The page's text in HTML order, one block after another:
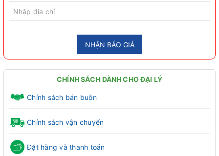
NHẬN BÁO GIÁ
CHÍNH SÁCH DÀNH CHO ĐẠI LÝ
Chính sách bán buôn
Chính sách vận chuyển
Đặt hàng và thanh toán